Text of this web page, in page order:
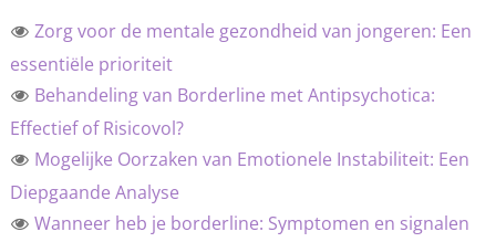
Zorg voor de mentale gezondheid van jongeren: Een
essentiële prioriteit
Behandeling van Borderline met Antipsychotica:
Effectief of Risicovol?
Mogelijke Oorzaken van Emotionele Instabiliteit: Een
Diepgaande Analyse
Wanneer heb je borderline: Symptomen en signalen